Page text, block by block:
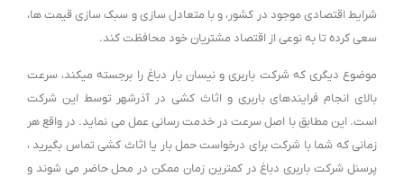
شرایط اقتصادی موجود در کشور، و با متعادل سازی و سبک سازی قیمت ها،
سعی کرده تا به نوعی از اقتصاد مشتریان خود محافظت کند.
موضوع دیگری که شرکت باربری و نیسان بار دباغ را برجسته میکند، سرعت
بالای انجام فرایندهای باربری و اثاث کشی در آذرشهر توسط این شرکت
است. این مطابق با اصل سرعت در خدمت رسانی عمل می نماید. در واقع هر
زمانی که شما با شرکت برای درخواست حمل بار یا اثاث کشی تماس بگیرید ،
پرسنل شرکت باربری دباغ در کمترین زمان ممکن در محل حاضر می شوند و